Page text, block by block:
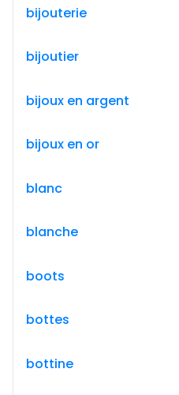
bijouterie
bijoutier
bijoux en argent
bijoux en or
blanc
blanche
boots
bottes
bottine